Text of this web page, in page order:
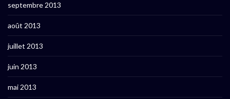
septembre 2013
août 2013
juillet 2013
juin 2013
mai 2013